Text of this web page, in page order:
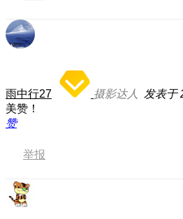
雨中行27 摄影达人 发表于
美赞！
赞
举报